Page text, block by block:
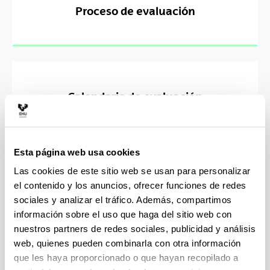
Esta página web usa cookies
Las cookies de este sitio web se usan para personalizar
el contenido y los anuncios, ofrecer funciones de redes
sociales y analizar el tráfico. Además, compartimos
información sobre el uso que haga del sitio web con
nuestros partners de redes sociales, publicidad y análisis
web, quienes pueden combinarla con otra información
que les haya proporcionado o que hayan recopilado a
Proceso de evaluación
Calendario de evaluación
Plan de investigación y plan de
formación personal